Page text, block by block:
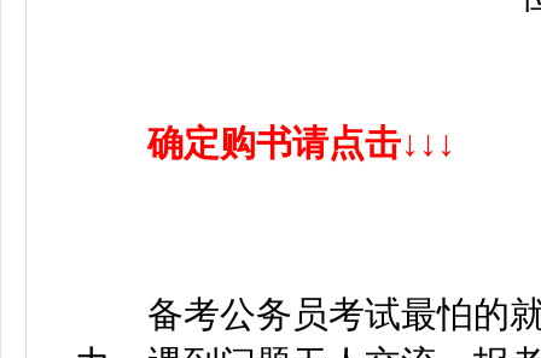
确定购书请点击↓↓↓
备考公务员考试最怕的